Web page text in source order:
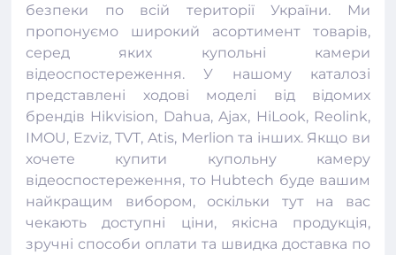
безпеки по всій території України. Ми
пропонуємо широкий асортимент товарів,
серед яких купольні камери
відеоспостереження. У нашому каталозі
представлені ходові моделі від відомих
брендів Hikvision, Dahua, Ajax, HiLook, Reolink,
IMOU, Ezviz, TVT, Atis, Merlion та інших. Якщо ви
хочете купити купольну камеру
відеоспостереження, то Hubtech буде вашим
найкращим вибором, оскільки тут на вас
чекають доступні ціни, якісна продукція,
зручні способи оплати та швидка доставка по